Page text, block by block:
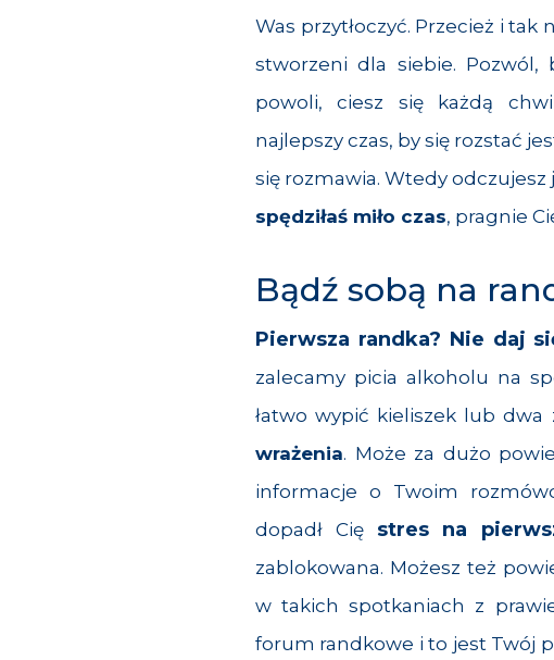
Was przytłoczyć. Przecież i tak
stworzeni dla siebie. Pozwól,
powoli, ciesz się każdą
najlepszy czas, by się rozstać
się rozmawia. Wtedy
spędziłaś miło czas, pragnie
Bądź sobą na
Pierwsza randka? Nie daj
zalecamy picia alkoholu na
łatwo wypić kieliszek lub dwa
wrażenia. Może za dużo
informacje o Twoim
dopadł Cię stres na
zablokowana. Możesz też
w takich spotkaniach z
forum randkowe i to jest Twój